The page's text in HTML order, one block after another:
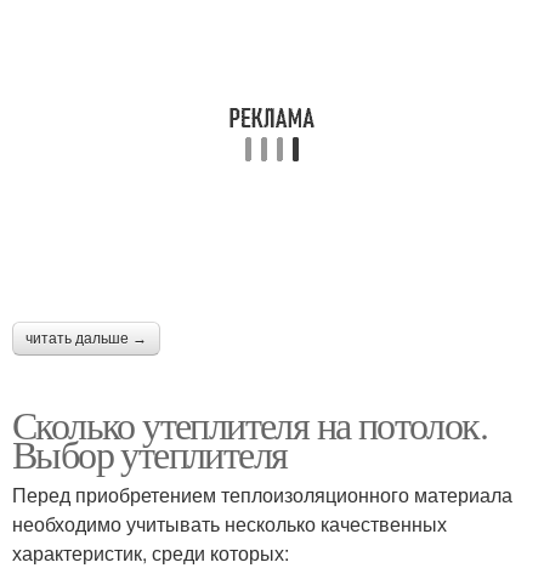
читать дальше →
Сколько утеплителя на потолок.
Выбор утеплителя
Перед приобретением теплоизоляционного материала
необходимо учитывать несколько качественных
характеристик, среди которых: